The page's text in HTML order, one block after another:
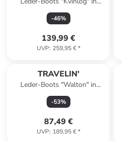
Braun
-46%
139,99 €
UVP: 259,95 €*
TRAVELIN'
Leder-Boots "Walton" in
Schwarz
-53%
87,49 €
UVP: 189,95 €*